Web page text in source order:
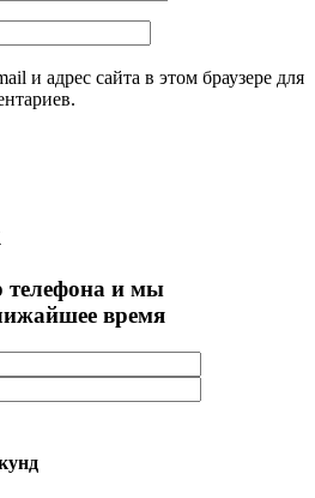
и адрес сайта в этом браузере для
телефона и мы
время